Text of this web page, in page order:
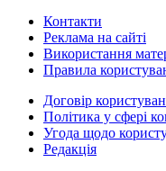
Контакти
Реклама на сайті
Використання
Правила
Договір
Політика у сфері
Угода щодо
Редакція